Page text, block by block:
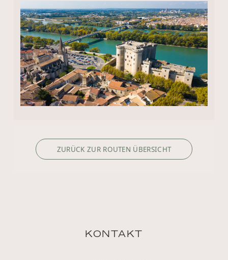
ZURÜCK ZUR ROUTEN ÜBERSICHT
KONTAKT